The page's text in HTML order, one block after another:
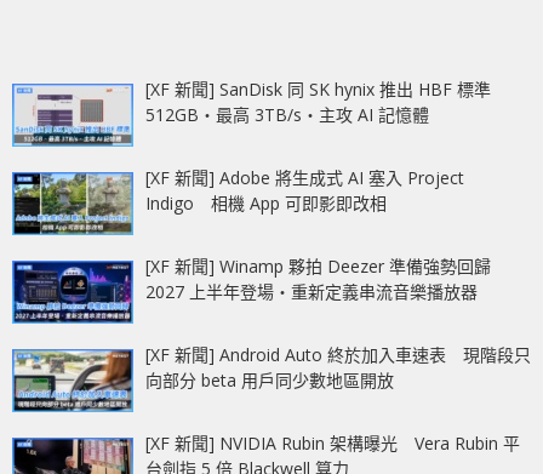
[XF 新聞] SanDisk 同 SK hynix 推出 HBF 標準
512GB‧最高 3TB/s‧主攻 AI 記憶體
[XF 新聞] Adobe 將生成式 AI 塞入 Project
Indigo 相機 App 可即影即改相
[XF 新聞] Winamp 夥拍 Deezer 準備強勢回歸
2027 上半年登場‧重新定義串流音樂播放器
[XF 新聞] Android Auto 終於加入車速表 現階段只
向部分 beta 用戶同少數地區開放
[XF 新聞] NVIDIA Rubin 架構曝光 Vera Rubin 平
台劍指 5 倍 Blackwell 算力